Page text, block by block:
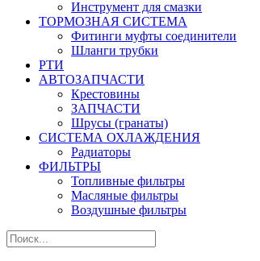
Инструмент для смазки
ТОРМОЗНАЯ СИСТЕМА
Фитинги муфты соединители
Шланги трубки
РТИ
АВТОЗАПЧАСТИ
Крестовины
ЗАПЧАСТИ
Шрусы (гранаты)
СИСТЕМА ОХЛАЖДЕНИЯ
Радиаторы
ФИЛЬТРЫ
Топливные фильтры
Масляные фильтры
Воздушные фильтры